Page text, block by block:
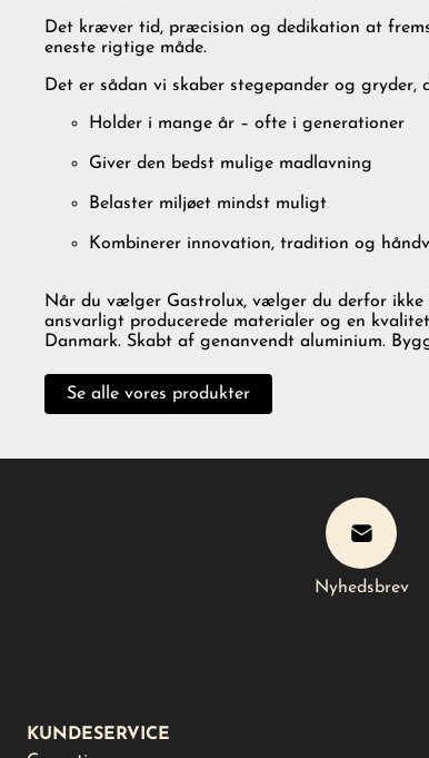
Det kræver tid, præcision og dedikation at
eneste rigtige måde.
Det er sådan vi skaber stegepander og gryder,
Holder i mange år – ofte i generationer
Giver den bedst mulige madlavning
Belaster miljøet mindst muligt
Kombinerer innovation, tradition og
Når du vælger Gastrolux, vælger du derfor
ansvarligt producerede materialer og en
Danmark. Skabt af genanvendt aluminium.
Se alle vores produkter
Nyhedsbrev
KUNDESERVICE